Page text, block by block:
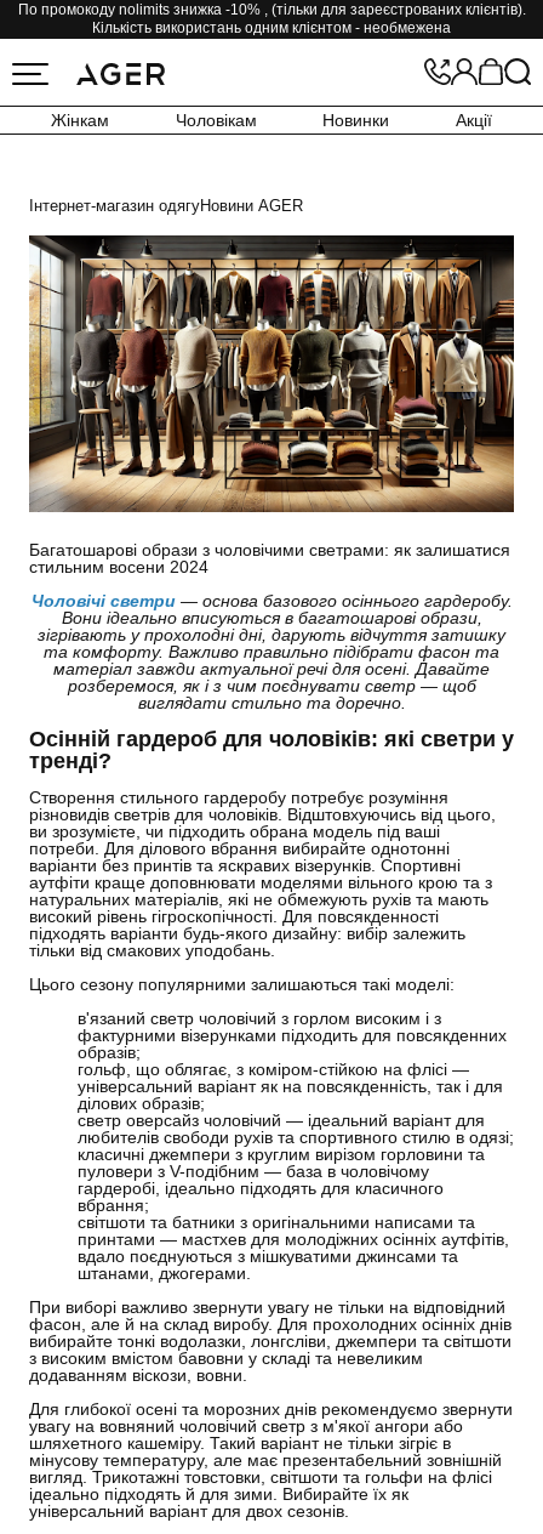
По промокоду nolimits знижка -10% , (тільки для зареєстрованих клієнтів).
Кількість використань одним клієнтом - необмежена
Жінкам Чоловікам Новинки Акції
Інтернет-магазин одягуНовини AGER
Багатошарові образи з чоловічими светрами: як залишатися
стильним восени 2024
Чоловічі светри— основа базового осіннього гардеробу.
Вони ідеально вписуються в багатошарові образи,
зігрівають у прохолодні дні, дарують відчуття затишку
та комфорту. Важливо правильно підібрати фасон та
матеріал завжди актуальної речі для осені. Давайте
розберемося, як і з чим поєднувати светр — щоб
виглядати стильно та доречно.
Осінній гардероб для чоловіків: які светри у
тренді?
Створення стильного гардеробу потребує розуміння
різновидів светрів для чоловіків. Відштовхуючись від цього,
ви зрозумієте, чи підходить обрана модель під ваші
потреби. Для ділового вбрання вибирайте однотонні
варіанти без принтів та яскравих візерунків. Спортивні
аутфіти краще доповнювати моделями вільного крою та з
натуральних матеріалів, які не обмежують рухів та мають
високий рівень гігроскопічності. Для повсякденності
підходять варіанти будь-якого дизайну: вибір залежить
тільки від смакових уподобань.
Цього сезону популярними залишаються такі моделі:
в'язаний светр чоловічий з горлом високим і з
фактурними візерунками підходить для повсякденних
образів;
гольф, що облягає, з коміром-стійкою на флісі —
універсальний варіант як на повсякденність, так і для
ділових образів;
светр оверсайз чоловічий — ідеальний варіант для
любителів свободи рухів та спортивного стилю в одязі;
класичні джемпери з круглим вирізом горловини та
пуловери з V-подібним — база в чоловічому
гардеробі, ідеально підходять для класичного
вбрання;
світшоти та батники з оригінальними написами та
принтами — мастхев для молодіжних осінніх аутфітів,
вдало поєднуються з мішкуватими джинсами та
штанами, джогерами.
При виборі важливо звернути увагу не тільки на відповідний
фасон, але й на склад виробу. Для прохолодних осінніх днів
вибирайте тонкі водолазки, лонгсліви, джемпери та світшоти
з високим вмістом бавовни у складі та невеликим
додаванням віскози, вовни.
Для глибокої осені та морозних днів рекомендуємо звернути
увагу на вовняний чоловічий светр з м'якої ангори або
шляхетного кашеміру. Такий варіант не тільки зігріє в
мінусову температуру, але має презентабельний зовнішній
вигляд. Трикотажні товстовки, світшоти та гольфи на флісі
ідеально підходять й для зими. Вибирайте їх як
універсальний варіант для двох сезонів.